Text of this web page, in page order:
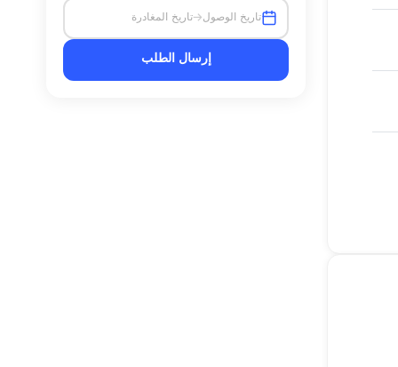
تاريخ الوصول→تاريخ المغادرة
إرسال الطلب